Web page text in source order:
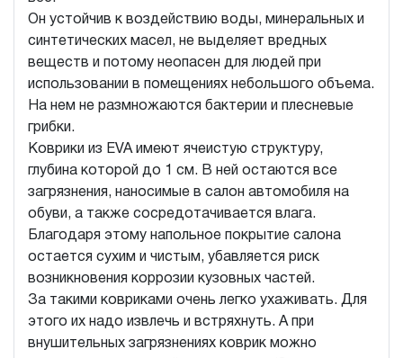
Он устойчив к воздействию воды, минеральных и
синтетических масел, не выделяет вредных
веществ и потому неопасен для людей при
использовании в помещениях небольшого объема.
На нем не размножаются бактерии и плесневые
грибки.
Коврики из EVA имеют ячеистую структуру,
глубина которой до 1 см. В ней остаются все
загрязнения, наносимые в салон автомобиля на
обуви, а также сосредотачивается влага.
Благодаря этому напольное покрытие салона
остается сухим и чистым, убавляется риск
возникновения коррозии кузовных частей.
За такими ковриками очень легко ухаживать. Для
этого их надо извлечь и встряхнуть. А при
внушительных загрязнениях коврик можно